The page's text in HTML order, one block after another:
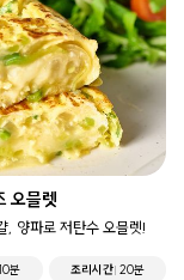
오믈렛
, 양파로 저탄수 오믈렛!
분 조리시간 20분